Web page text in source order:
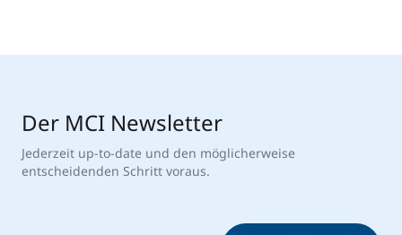
Der MCI Newsletter
Jederzeit up-to-date und den möglicherweise
entscheidenden Schritt voraus.